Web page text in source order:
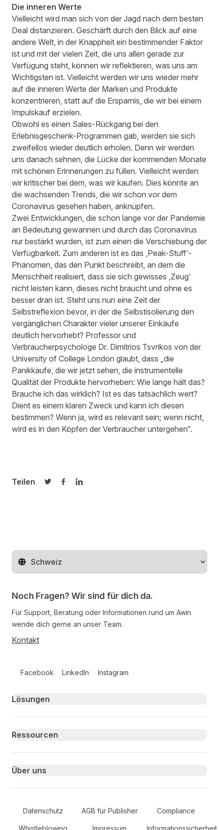
Die inneren Werte
Vielleicht wird man sich von der Jagd nach dem besten
Deal distanzieren. Geschärft durch den Blick auf eine
andere Welt, in der Knappheit ein bestimmender Faktor
ist und mit der vielen Zeit, die uns allen gerade zur
Verfügung steht, können wir reflektieren, was uns am
Wichtigsten ist. Vielleicht werden wir uns wieder mehr
auf die inneren Werte der Marken und Produkte
konzentrieren, statt auf die Ersparnis, die wir bei einem
Impulskauf erzielen.
Obwohl es einen Sales-Rückgang bei den
Erlebnisgeschenk-Programmen gab, werden sie sich
zweifellos wieder deutlich erholen. Denn wir werden
uns danach sehnen, die Lücke der kommenden Monate
mit schönen Erinnerungen zu füllen. Vielleicht werden
wir kritischer bei dem, was wir kaufen. Dies könnte an
die wachsenden Trends, die wir schon vor dem
Coronavirus gesehen haben, anknüpfen.
Zwei Entwicklungen, die schon lange vor der Pandemie
an Bedeutung gewannen und durch das Coronavirus
nur bestärkt wurden, ist zum einen die Verschiebung der
Verfügbarkeit. Zum anderen ist es das ‚Peak-Stuff‘-
Phänomen, das den Punkt beschreibt, an dem die
Menschheit realisiert, dass sie sich gewisses ‚Zeug‘
nicht leisten kann, dieses nicht braucht und ohne es
besser dran ist. Steht uns nun eine Zeit der
Selbstreflexion bevor, in der die Selbstisolierung den
vergänglichen Charakter vieler unserer Einkäufe
deutlich hervorhebt? Professor und
Verbraucherpsychologe Dr. Dimitrios Tsvrikos von der
University of College London glaubt, dass „die
Panikkäufe, die wir jetzt sehen, die instrumentelle
Qualität der Produkte hervorheben: Wie lange hält das?
Brauche ich das wirklich? Ist es das tatsächlich wert?
Dient es einem klaren Zweck und kann ich diesen
bestimmen? Wenn ja, wird es relevant sein; wenn nicht,
wird es in den Köpfen der Verbraucher untergehen“.
Teilen
Auf Twitter teilen
Auf Facebook teilen
Auf LinkedIn teilen
Region ändern
Noch Fragen? Wir sind für dich da.
Für Support, Beratung oder Informationen rund um Awin
wende dich gerne an unser Team.
Kontakt
Facebook LinkedIn Instagram
Primary footer navigation
Lösungen
Ressourcen
Über uns
Secondary Footer Navigation
Datenschutz AGB für Publisher Compliance
Whistleblowing Impressum Informationssicherheit